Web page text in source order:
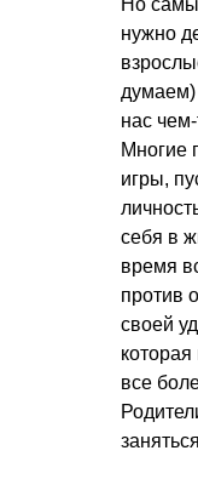
Но
нужно
нас
Многие
игры,
себя в
время
против
своей
все